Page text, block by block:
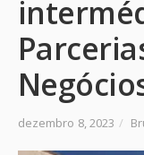
dezembro 8, 2023 /